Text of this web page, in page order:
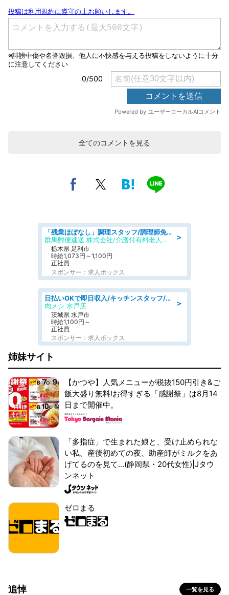
全てのコメントを見る
＞
「残業ほぼなし」調理スタッフ/調理師免許必須/正職員/日勤のみ/介護付き有料老人ホーム/社会保障完備
群馬郵便逓送 株式会社/介護付有料老人ホーム ふる里
栃木県 足利市
時給1,073円～1,100円
正社員
スポンサー：求人ボックス
＞
日払いOKで即日収入/キッチンスタッフ/「原付免許必須」デリバリー業務など、自己成長可能な幅広い仕事に挑戦!髪型自由&ピアス・ネイルOK/茨城県/水戸市
肉メシ 水戸店
茨城県 水戸市
時給1,100円～
正社員
スポンサー：求人ボックス
姉妹サイト
【かつや】人気メニューが税抜150円引き&ご
飯大盛り無料!お得すぎる「感謝祭」は8月14
日まで開催中。
「多指症」で生まれた娘と、受け止められな
い私。産後初めての夜、助産師がミルクをあ
げてるのを見て...(静岡県・20代女性)|Jタウ
ンネット
ゼロまる
追悼 一覧を見る